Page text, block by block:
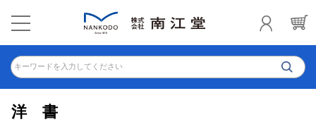
キーワードを入力してください
洋書